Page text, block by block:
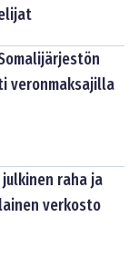
veronmaksajilla
raha ja
verkosto